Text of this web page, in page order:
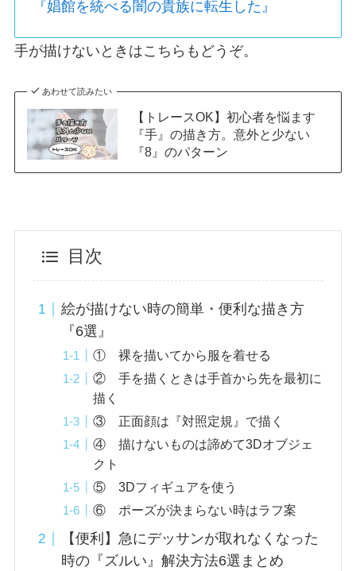
『娼館を統べる闇の貴族に転生した』
手が描けないときはこちらもどうぞ。
あわせて読みたい
【トレースOK】初心者を悩ます
『手』の描き方。意外と少ない
『8』のパターン
目次
絵が描けない時の簡単・便利な描き方
『6選』
① 裸を描いてから服を着せる
② 手を描くときは手首から先を最初に
描く
③ 正面顔は『対照定規』で描く
④ 描けないものは諦めて3Dオブジェ
クト
⑤ 3Dフィギュアを使う
⑥ ポーズが決まらない時はラフ案
【便利】急にデッサンが取れなくなった
時の『ズルい』解決方法6選まとめ